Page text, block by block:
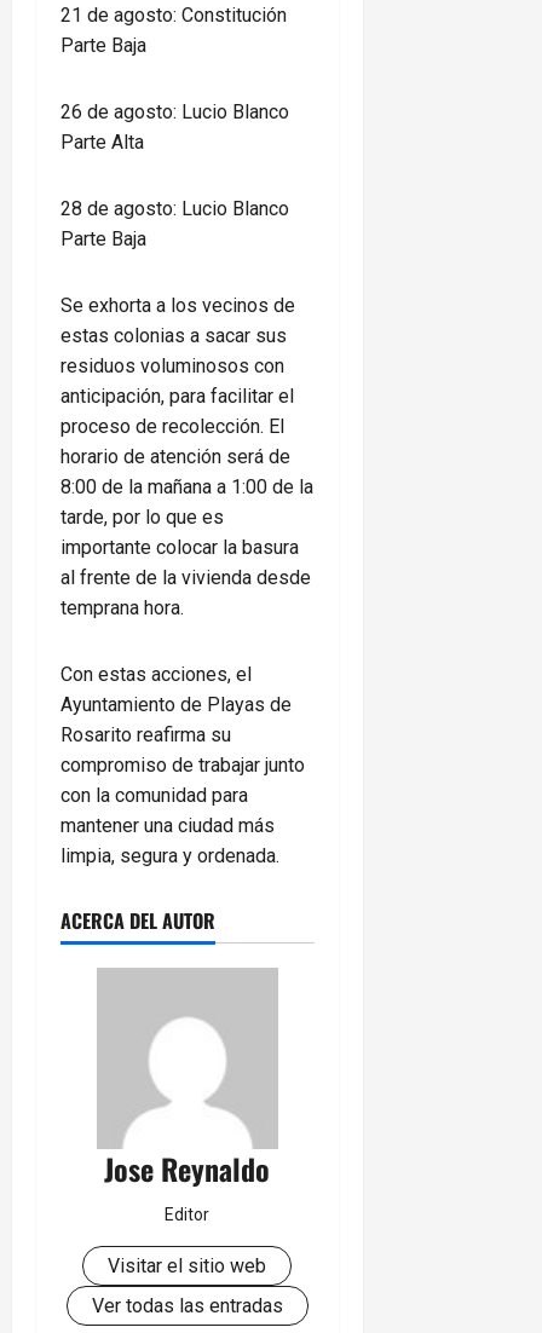
21 de agosto: Constitución
Parte Baja
26 de agosto: Lucio Blanco
Parte Alta
28 de agosto: Lucio Blanco
Parte Baja
Se exhorta a los vecinos de
estas colonias a sacar sus
residuos voluminosos con
anticipación, para facilitar el
proceso de recolección. El
horario de atención será de
8:00 de la mañana a 1:00 de la
tarde, por lo que es
importante colocar la basura
al frente de la vivienda desde
temprana hora.
Con estas acciones, el
Ayuntamiento de Playas de
Rosarito reafirma su
compromiso de trabajar junto
con la comunidad para
mantener una ciudad más
limpia, segura y ordenada.
ACERCA DEL AUTOR
Jose Reynaldo
Editor
Visitar el sitio web
Ver todas las entradas